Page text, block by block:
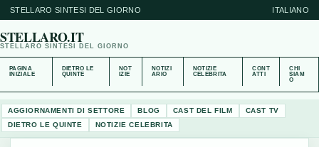
STELLARO SINTESI DEL GIORNO ITALIANO
STELLARO.IT
STELLARO SINTESI DEL GIORNO
PAGINA
INIZIALE
DIETRO LE
QUINTE
NOT
IZIE
NOTIZI
ARIO
NOTIZIE
CELEBRITA
CONT
ATTI
CHI
SIAM
O
AGGIORNAMENTI DI SETTORE BLOG CAST DEL FILM
CAST TV
DIETRO LE QUINTE
NOTIZIE CELEBRITA